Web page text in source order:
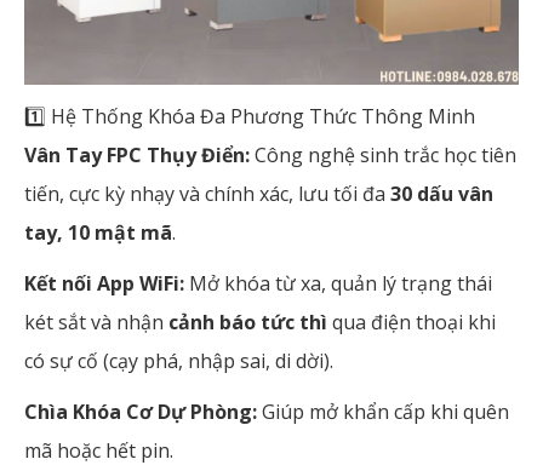
1️⃣ Hệ Thống Khóa Đa Phương Thức Thông Minh
Vân Tay FPC Thụy Điển:Công nghệ sinh trắc học tiên
tiến, cực kỳ nhạy và chính xác, lưu tối đa 30 dấu vân
tay, 10 mật mã.
Kết nối App WiFi: Mở khóa từ xa, quản lý trạng thái
két sắt và nhận cảnh báo tức thì qua điện thoại khi
có sự cố (cạy phá, nhập sai, di dời).
Chìa Khóa Cơ Dự Phòng:Giúp mở khẩn cấp khi quên
mã hoặc hết pin.